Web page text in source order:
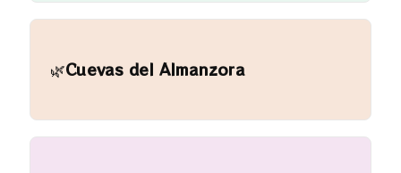
🌿Cuevas del Almanzora